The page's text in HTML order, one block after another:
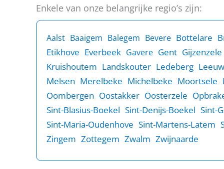
Enkele van onze belangrijke regio’s zijn:
Aalst Baaigem Balegem Bevere Bottelare
Etikhove Everbeek Gavere Gent Gijzenzele
Kruishoutem Landskouter Ledeberg
Melsen Merelbeke Michelbeke Moortsele
Oombergen Oostakker Oosterzele
Sint-Blasius-Boekel Sint-Denijs-Boekel Sint-
Sint-Maria-Oudenhove Sint-Martens-Latem
Zingem Zottegem Zwalm Zwijnaarde